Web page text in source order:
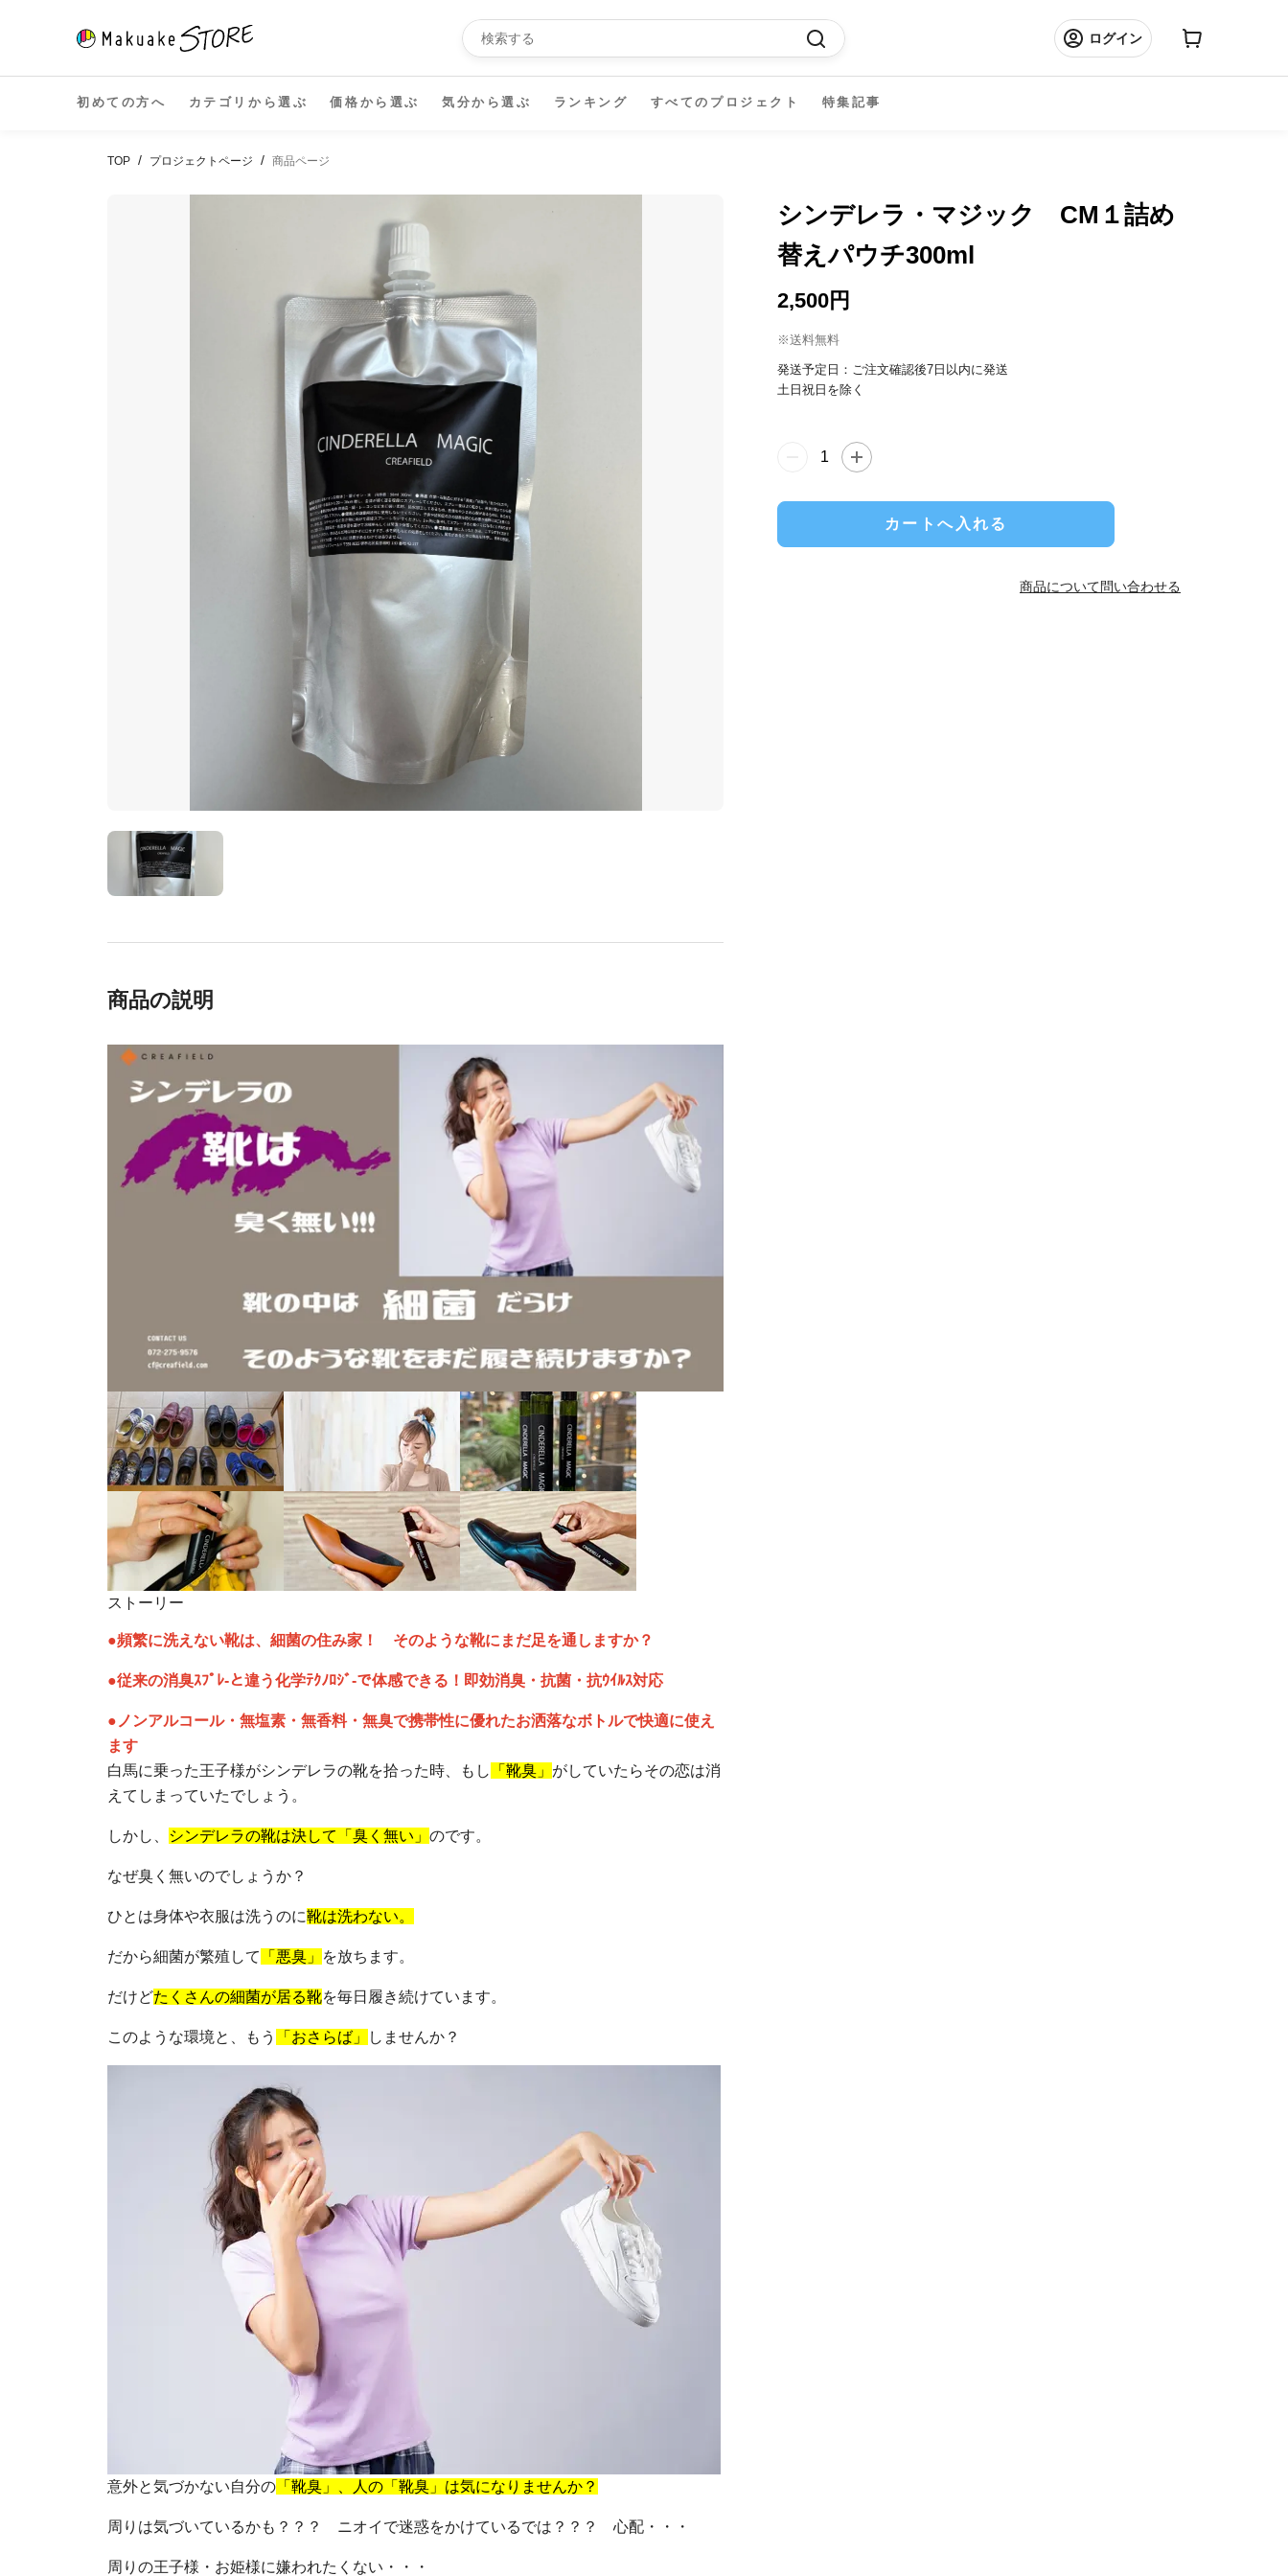
プ
ログイン
初めての方へ カテゴリから選ぶ 価格から選ぶ 気分から選ぶ ランキング すべてのプロジェクト 特集記事
TOP プロジェクトページ 商品ページ
商品の説明
ストーリー
●頻繁に洗えない靴は、細菌の住み家！ そのような靴にまだ足を通しますか？
●従来の消臭ｽﾌﾟﾚ‐と違う化学ﾃｸﾉﾛｼﾞ‐で体感できる！即効消臭・抗菌・抗ｳｲﾙｽ対応
●ノンアルコール・無塩素・無香料・無臭で携帯性に優れたお洒落なボトルで快適に使え
ます
白馬に乗った王子様がシンデレラの靴を拾った時、もし
「靴臭」 がしていたらその恋は消
えてしまっていたでしょう。
しかし、 シンデレラの靴は決して「臭く無い」 のです。
なぜ臭く無いのでしょうか？
ひとは身体や衣服は洗うのに靴は洗わない。
だから細菌が繁殖して 「悪臭」 を放ちます。
だけどたくさんの細菌が居る靴を毎日履き続けています。
このような環境と、もう 「おさらば」 しませんか？
意外と気づかない自分の 「靴臭」 、人の「靴臭」は気になりませんか？
周りは気づいているかも？？？ ニオイで迷惑をかけているでは？？？ 心配・・・
周りの王子様・お姫様に嫌われたくない・・・
シンデレラ・マジック CM１詰め
替えパウチ300ml
2,500円
※送料無料
発送予定日：ご注文確認後7日以内に発送
土日祝日を除く
カートへ入れる
商品について問い合わせる